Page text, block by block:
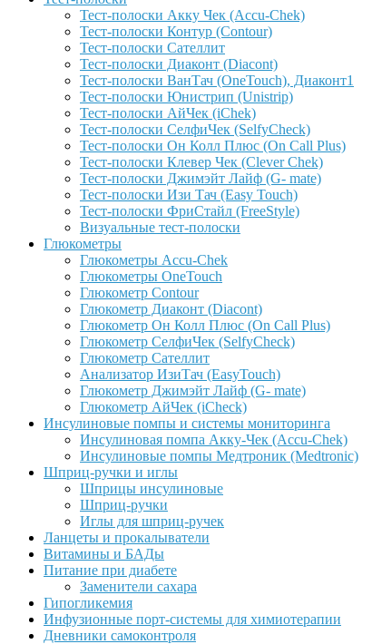
Тест-полоски Акку Чек (Accu-Chek)
Тест-полоски Контур (Contour)
Тест-полоски Сателлит
Тест-полоски Диаконт (Diacont)
Тест-полоски ВанТач (OneTouch), Диаконт1
Тест-полоски Юнистрип (Unistrip)
Тест-полоски АйЧек (iChek)
Тест-полоски СелфиЧек (SelfyCheck)
Тест-полоски Он Колл Плюс (On Call Plus)
Тест-полоски Клевер Чек (Clever Chek)
Тест-полоски Джимэйт Лайф (G- mate)
Тест-полоски Изи Тач (Easy Touch)
Тест-полоски ФриCтайл (FreeStyle)
Визуальные тест-полоски
Глюкометры
Глюкометры Accu-Сhek
Глюкометры OneTouch
Глюкометр Contour
Глюкометр Диаконт (Diacont)
Глюкометр Он Колл Плюс (On Call Plus)
Глюкометр СелфиЧек (SelfyCheck)
Глюкометр Сателлит
Анализатор ИзиТач (EasyTouch)
Глюкометр Джимэйт Лайф (G- mate)
Глюкометр АйЧек (iCheck)
Инсулиновые помпы и системы мониторинга
Инсулиновая помпа Акку-Чек (Accu-Chek)
Инсулиновые помпы Медтроник (Medtronic)
Шприц-ручки и иглы
Шприцы инсулиновые
Шприц-ручки
Иглы для шприц-ручек
Ланцеты и прокалыватели
Витамины и БАДы
Питание при диабете
Заменители сахара
Гипогликемия
Инфузионные порт-системы для химиотерапии
Дневники самоконтроля